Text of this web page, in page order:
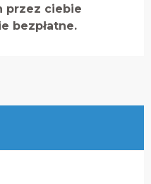
przez ciebie
bezpłatne.